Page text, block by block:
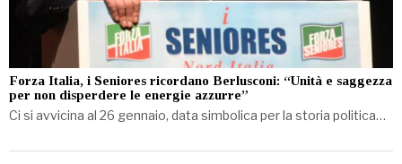
Forza Italia, i Seniores ricordano Berlusconi: “Unità e saggezza
per non disperdere le energie azzurre”
Ci si avvicina al 26 gennaio, data simbolica per la storia politica…